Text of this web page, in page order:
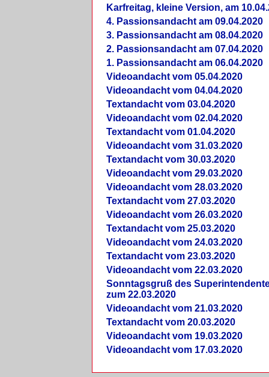
Karfreitag, kleine Version, am
4. Passionsandacht am 09.04.2020
3. Passionsandacht am 08.04.2020
2. Passionsandacht am 07.04.2020
1. Passionsandacht am 06.04.2020
Videoandacht vom 05.04.2020
Videoandacht vom 04.04.2020
Textandacht vom 03.04.2020
Videoandacht vom 02.04.2020
Textandacht vom 01.04.2020
Videoandacht vom 31.03.2020
Textandacht vom 30.03.2020
Videoandacht vom 29.03.2020
Videoandacht vom 28.03.2020
Textandacht vom 27.03.2020
Videoandacht vom 26.03.2020
Textandacht vom 25.03.2020
Videoandacht vom 24.03.2020
Textandacht vom 23.03.2020
Videoandacht vom 22.03.2020
Sonntagsgruß des
zum 22.03.2020
Videoandacht vom 21.03.2020
Textandacht vom 20.03.2020
Videoandacht vom 19.03.2020
Videoandacht vom 17.03.2020